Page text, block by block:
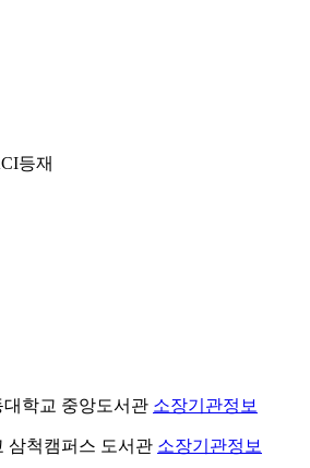
등재
대학교 중앙도서관 소장기관정보
삼척캠퍼스 도서관 소장기관정보